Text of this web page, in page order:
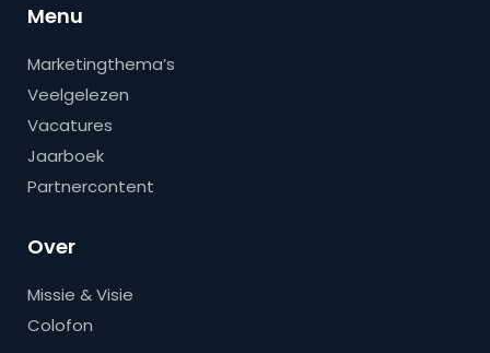
Menu
Marketingthema’s
Veelgelezen
Vacatures
Jaarboek
Partnercontent
Over
Missie & Visie
Colofon